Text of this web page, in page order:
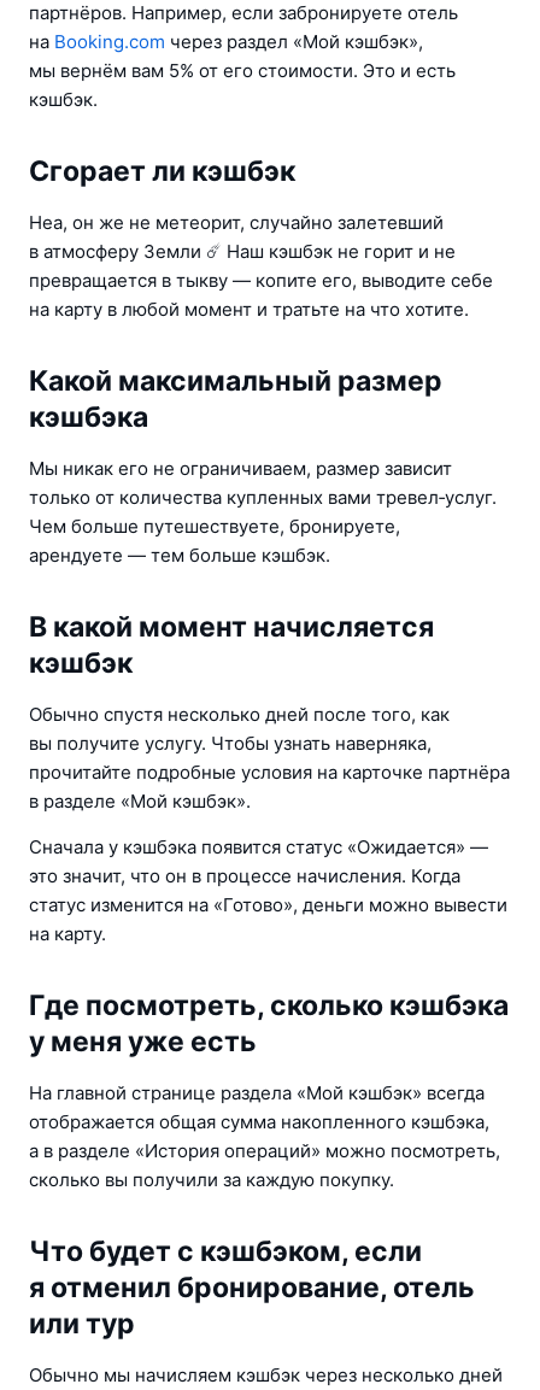
партнёров. Например, если забронируете отель
на Booking.com через раздел «Мой кэшбэк»,
мы вернём вам 5% от его стоимости. Это и есть
кэшбэк.
Сгорает ли кэшбэк
Неа, он же не метеорит, случайно залетевший
в атмосферу Земли ☄️ Наш кэшбэк не горит и не
превращается в тыкву — копите его, выводите себе
на карту в любой момент и тратьте на что хотите.
Какой максимальный размер
кэшбэка
Мы никак его не ограничиваем, размер зависит
только от количества купленных вами тревел‑услуг.
Чем больше путешествуете, бронируете,
арендуете — тем больше кэшбэк.
В какой момент начисляется
кэшбэк
Обычно спустя несколько дней после того, как
вы получите услугу. Чтобы узнать наверняка,
прочитайте подробные условия на карточке партнёра
в разделе «Мой кэшбэк».
Сначала у кэшбэка появится статус «Ожидается» —
это значит, что он в процессе начисления. Когда
статус изменится на «Готово», деньги можно вывести
на карту.
Где посмотреть, сколько кэшбэка
у меня уже есть
На главной странице раздела «Мой кэшбэк» всегда
отображается общая сумма накопленного кэшбэка,
а в разделе «История операций» можно посмотреть,
сколько вы получили за каждую покупку.
Что будет с кэшбэком, если
я отменил бронирование, отель
или тур
Обычно мы начисляем кэшбэк через несколько дней